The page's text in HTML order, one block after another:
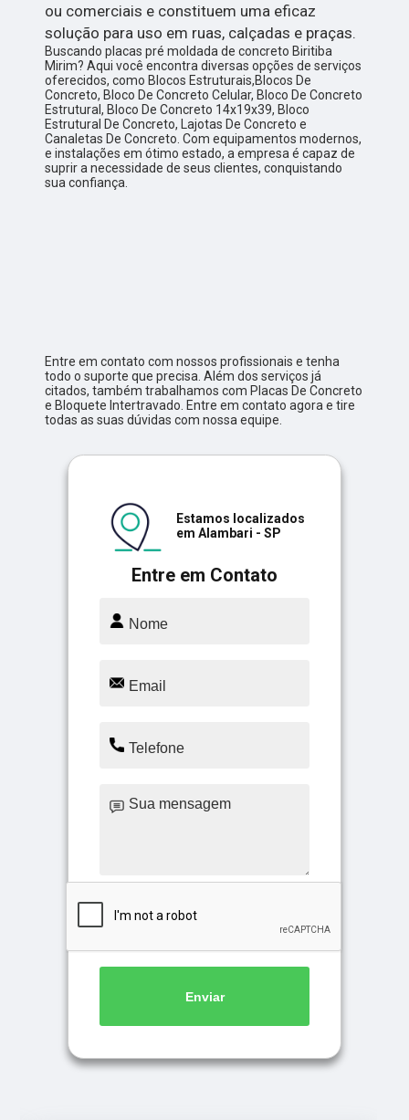
ou comerciais e constituem uma eficaz
solução para uso em ruas, calçadas e praças.
Buscando placas pré moldada de concreto Biritiba
Mirim? Aqui você encontra diversas opções de serviços
oferecidos, como Blocos Estruturais,Blocos De
Concreto, Bloco De Concreto Celular, Bloco De Concreto
Estrutural, Bloco De Concreto 14x19x39, Bloco
Estrutural De Concreto, Lajotas De Concreto e
Canaletas De Concreto. Com equipamentos modernos,
e instalações em ótimo estado, a empresa é capaz de
suprir a necessidade de seus clientes, conquistando
sua confiança.
Entre em contato com nossos profissionais e tenha
todo o suporte que precisa. Além dos serviços já
citados, também trabalhamos com Placas De Concreto
e Bloquete Intertravado. Entre em contato agora e tire
todas as suas dúvidas com nossa equipe.
Entre em Contato
Estamos localizados
em Alambari - SP
Enviar